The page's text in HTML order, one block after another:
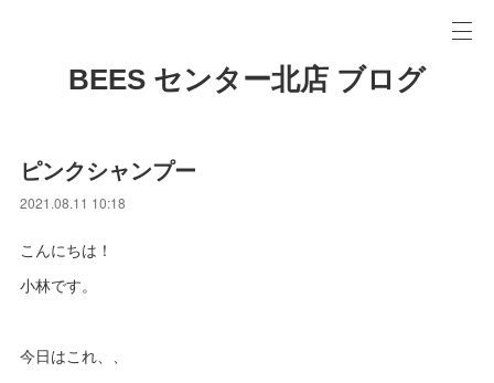
BEES センター北店 ブログ
ピンクシャンプー
2021.08.11 10:18
こんにちは！
小林です。
今日はこれ、、